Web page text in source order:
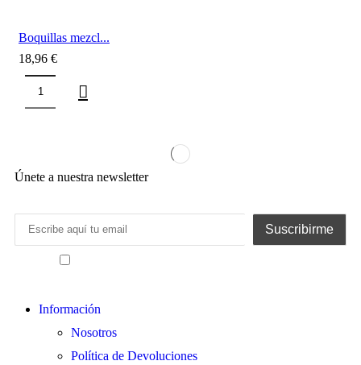
Boquillas mezcl...
18,96 €
Únete a nuestra newsletter
Información
Nosotros
Política de Devoluciones